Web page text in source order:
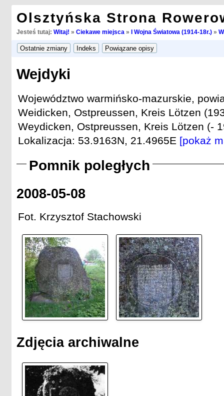
Olsztyńska Strona
Jesteś tutaj: Witaj! » Ciekawe miejsca » I Wojna Światowa (1914-18r.)»
Wejdyki
Województwo warmińsko-mazurskie,
Weidicken, Ostpreussen, Kreis Lötzen
Weydicken, Ostpreussen, Kreis Lötzen (-
Lokalizacja: 53.9163N, 21.4965E [pokaż
Pomnik poległych
2008-05-08
Fot. Krzysztof Stachowski
Zdjęcia archiwalne